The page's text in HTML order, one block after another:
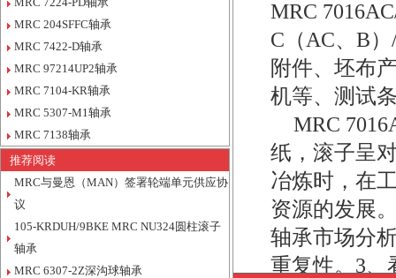
MRC 204SFFC轴承
MRC 7422-D轴承
MRC 97214UP2轴承
MRC 7104-KR轴承
MRC 5307-M1轴承
MRC 7138轴承
推荐阅读
MRC与曼恩（MAN）签署轮端单元供应协
议
105-KRDUH/9BKE MRC NU324圆柱滚子
轴承
MRC 6307-2Z深沟球轴承
MRC
C（AC、B
附件、坯布
机等、测试
MRC
纸，滚子呈
冶炼时，在
资源的发展
轴承市场分
重复性。3、